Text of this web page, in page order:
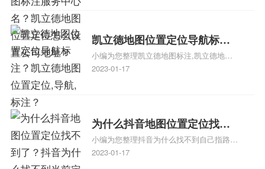
地图标注服务中心铺招牌相关地图标注知
识，详情可查看下方正文！
凯立德地图位置定位导航标
注？凯立德地图位置定位,导航,
标注？
小编为您整理凯立德地图标注,凯立德地图
标注怎么做啊、凯立德地图标注,凯立德地
相关地图标注知识，详情可查看下方正文！
2023-01-17
为什么抖音地图位置定位找不
到了？抖音为什么找不到当前
定位了？
小编为您整理抖音为什么找不到自己指路人
地图标注服务中心铺的位置、地图位置更新
2023-01-17